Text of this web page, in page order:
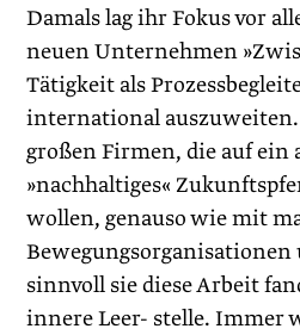
Damals lag ihr Fokus vor
neuen Unternehmen
Tätigkeit als
international
großen Firmen, die auf ein
»nachhaltiges«
wollen, genauso wie mit
sinnvoll sie diese Arbeit
innere Leer- stelle. Immer